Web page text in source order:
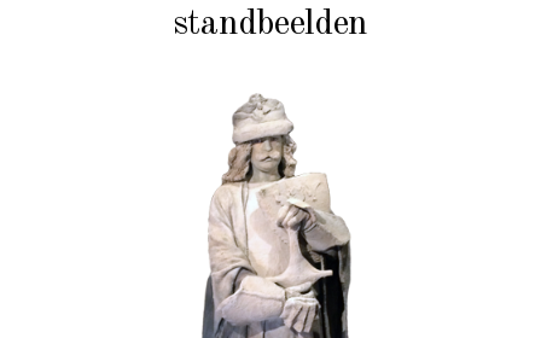
standbeelden
HISTORIE STEEN
102 Zandgraaf